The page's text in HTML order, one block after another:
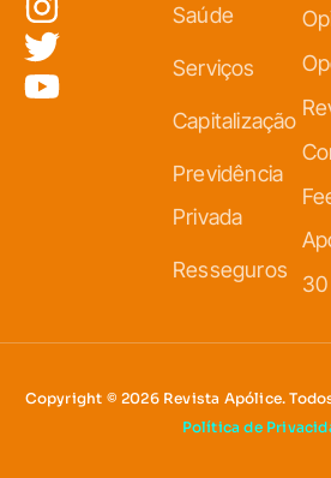
Saúde
Serviços
Capitalização
Previdência
Privada
Resseguros
Copyright © 2026 Revista Apólice.
Política de